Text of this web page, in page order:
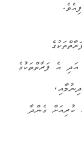
އެ ފަރާތްތަކުގެ
ކުރިއަށް ގެންދާ